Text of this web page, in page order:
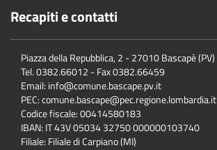
Recapiti e contatti
Piazza della Repubblica, 2 - 27010 Bascapè (PV)
Tel. 0382.66012 - Fax 0382.66459
Email: info@comune.bascape.pv.it
PEC: comune.bascape@pec.regione.lombardia.it
Codice fiscale: 00414580183
IBAN: IT 43V 05034 32750 000000103740
Filiale: Filiale di Carpiano (MI)